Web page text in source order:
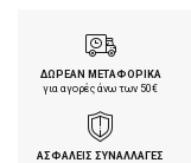
ΔΩΡΕΑΝ ΜΕΤΑΦΟΡΙΚΑ
για αγορές άνω των 50€
ΑΣΦΑΛΕΙΣ ΣΥΝΑΛΛΑΓΕΣ